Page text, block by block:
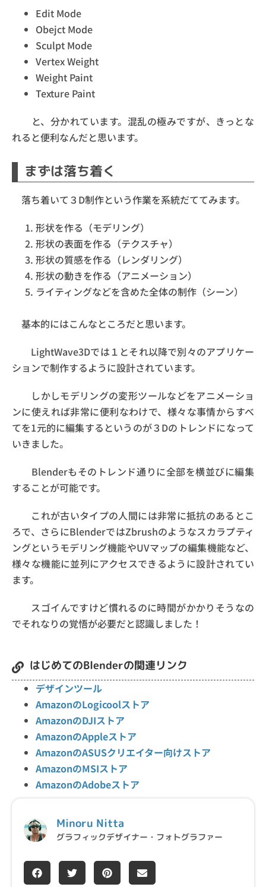
Edit Mode
Obejct Mode
Sculpt Mode
Vertex Weight
Weight Paint
Texture Paint
と、分かれています。混乱の極みですが、きっとな
れると便利なんだと思います。
まずは落ち着く
落ち着いて３D制作という作業を系統だててみます。
形状を作る（モデリング）
形状の表面を作る（テクスチャ）
形状の質感を作る（レンダリング）
形状の動きを作る（アニメーション）
ライティングなどを含めた全体の制作（シーン）
基本的にはこんなところだと思います。
LightWave3Dでは１とそれ以降で別々のアプリケー
ションで制作するように設計されています。
しかしモデリングの変形ツールなどをアニメーショ
ンに使えれば非常に便利なわけで、様々な事情からすべ
てを1元的に編集するというのが３Dのトレンドになって
いきました。
Blenderもそのトレンド通りに全部を横並びに編集
することが可能です。
これが古いタイプの人間には非常に抵抗のあるとこ
ろで、さらにBlenderではZbrushのようなスカラプティ
ングというモデリング機能やUVマップの編集機能など、
様々な機能に並列にアクセスできるように設計されてい
ます。
スゴイんですけど慣れるのに時間がかかりそうなの
でそれなりの覚悟が必要だと認識しました！
はじめてのBlenderの関連リンク
デザインツール
AmazonのLogicoolストア
AmazonのDJIストア
AmazonのAppleストア
AmazonのASUSクリエイター向けストア
AmazonのMSIストア
AmazonのAdobeストア
Minoru Nitta
グラフィックデザイナー・フォトグラファー